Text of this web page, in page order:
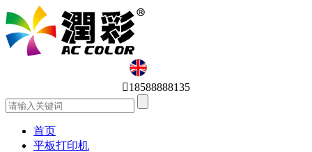
English
18588888135
首页
平板打印机